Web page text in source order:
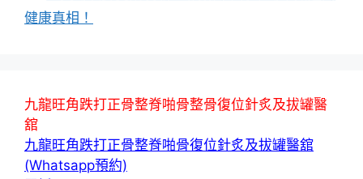
健康真相！
九龍旺角跌打正骨整脊啪骨整骨復位針炙及拔罐醫
舘
九龍旺角跌打正骨整脊啪骨復位針炙及拔罐醫舘
(Whatsapp預約)